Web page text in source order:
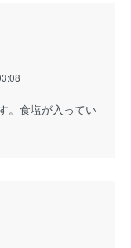
。食塩が入ってい